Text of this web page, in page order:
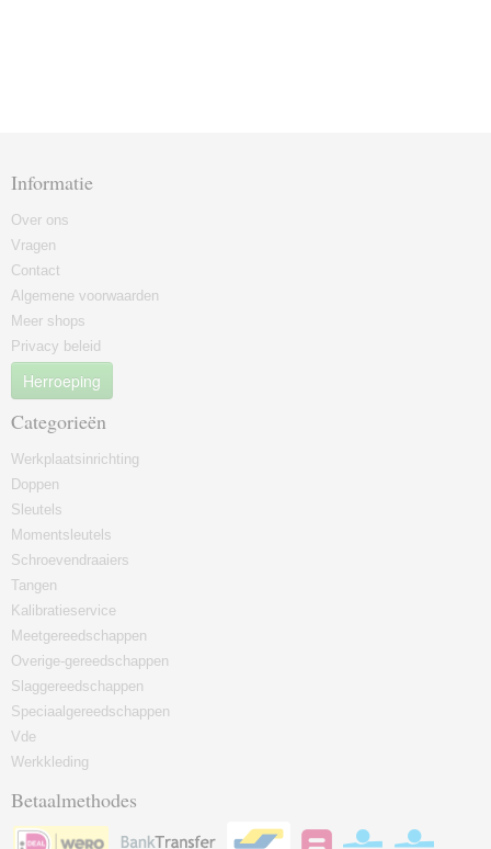
Informatie
Over ons
Vragen
Contact
Algemene voorwaarden
Meer shops
Privacy beleid
Herroeping
Categorieën
Werkplaatsinrichting
Doppen
Sleutels
Momentsleutels
Schroevendraaiers
Tangen
Kalibratieservice
Meetgereedschappen
Overige-gereedschappen
Slaggereedschappen
Speciaalgereedschappen
Vde
Werkkleding
Betaalmethodes